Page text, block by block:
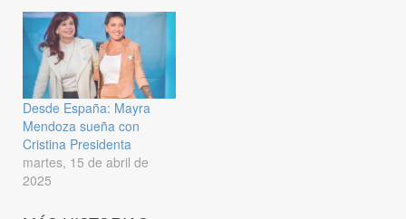
Desde España: Mayra
Mendoza sueña con
Cristina Presidenta
martes, 15 de abril de
2025